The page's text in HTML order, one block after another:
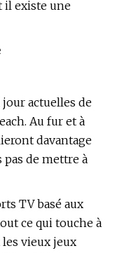
il existe une
actuelles de
Au fur et à
davantage
de mettre à
TV basé aux
ce qui touche à
vieux jeux